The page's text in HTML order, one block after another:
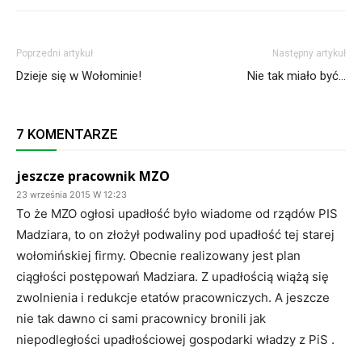
Poprzedni artykuł
Dzieje się w Wołominie!
Następny artykuł
Nie tak miało być…
7 KOMENTARZE
jeszcze pracownik MZO
23 września 2015 W 12:23
To że MZO ogłosi upadłość było wiadome od rządów PIS
Madziara, to on złożył podwaliny pod upadłość tej starej
wołomińskiej firmy. Obecnie realizowany jest plan
ciągłości postępowań Madziara. Z upadłością wiążą się
zwolnienia i redukcje etatów pracowniczych. A jeszcze
nie tak dawno ci sami pracownicy bronili jak
niepodległości upadłościowej gospodarki władzy z PiS .